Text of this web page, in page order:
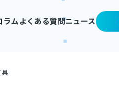
ラムよくある質問ニュース